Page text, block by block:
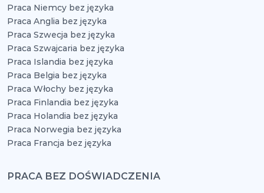
Praca Niemcy bez języka
Praca Anglia bez języka
Praca Szwecja bez języka
Praca Szwajcaria bez języka
Praca Islandia bez języka
Praca Belgia bez języka
Praca Włochy bez języka
Praca Finlandia bez języka
Praca Holandia bez języka
Praca Norwegia bez języka
Praca Francja bez języka
PRACA BEZ DOŚWIADCZENIA